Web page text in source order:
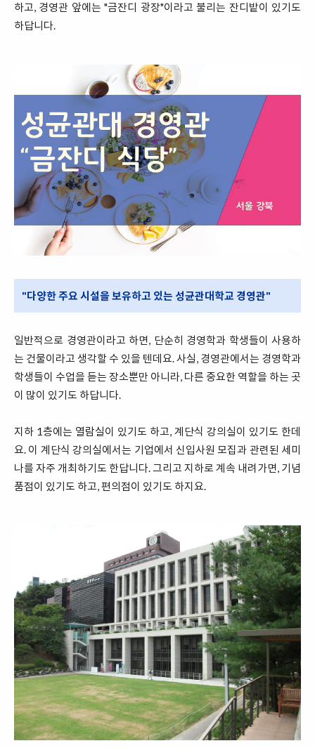
하고, 경영관 앞에는 "금잔디 광장"이라고 불리는 잔디밭이 있기도
하답니다.
"다양한 주요 시설을 보유하고 있는 성균관대학교 경영관"
일반적으로 경영관이라고 하면, 단순히 경영학과 학생들이 사용하
는 건물이라고 생각할 수 있을 텐데요. 사실, 경영관에서는 경영학과
학생들이 수업을 듣는 장소뿐만 아니라, 다른 중요한 역할을 하는 곳
이 많이 있기도 하답니다.
지하 1층에는 열람실이 있기도 하고, 계단식 강의실이 있기도 한데
요. 이 계단식 강의실에서는 기업에서 신입사원 모집과 관련된 세미
나를 자주 개최하기도 한답니다. 그리고 지하로 계속 내려가면, 기념
품점이 있기도 하고, 편의점이 있기도 하지요.